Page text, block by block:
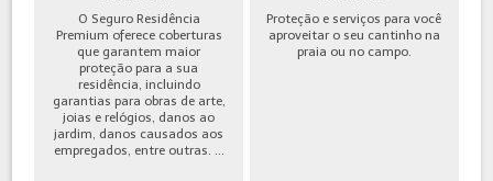
O Seguro Residência
Premium oferece coberturas
que garantem maior
proteção para a sua
residência, incluindo
garantias para obras de arte,
joias e relógios, danos ao
jardim, danos causados aos
empregados, entre outras. ...
Proteção e serviços para você
aproveitar o seu cantinho na
praia ou no campo.